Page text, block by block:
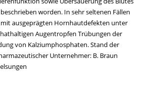
worden. In sehr seltenen Fällen
ausgeprägten Hornhautdefekten unter
Augentropfen Trübungen der
von Kalziumphosphaten. Stand der
Unternehmer: B. Braun